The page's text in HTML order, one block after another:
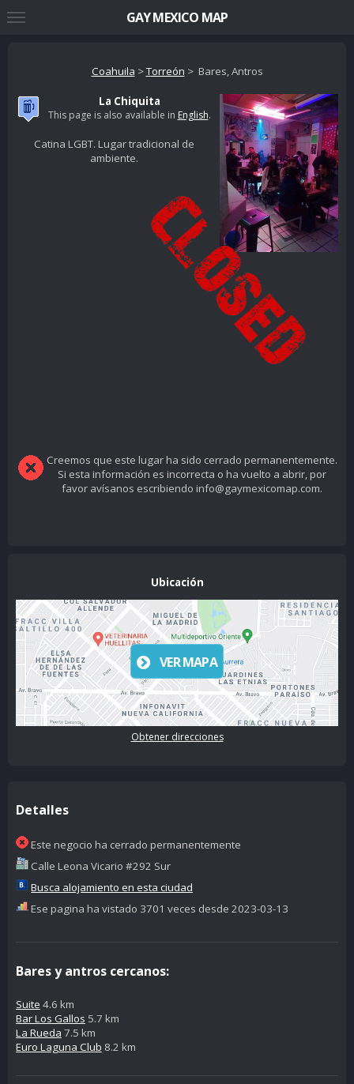
Coahuila >Torreón > Bares, Antros
La Chiquita
This page is also available in English.
Catina LGBT. Lugar tradicional de
ambiente.
Creemos que este lugar ha sido cerrado permanentemente.
Si esta información es incorrecta o ha vuelto a abrir, por
favor avísanos escribiendo info@gaymexicomap.com.
Ubicación
VER MAPA
Obtener direcciones
Detalles
Este negocio ha cerrado permanentemente
Calle Leona Vicario #292 Sur
Busca alojamiento en esta ciudad
Ese pagina ha vistado 3701 veces desde 2023-03-13
Bares y antros cercanos:
Suite 4.6 km
Bar Los Gallos 5.7 km
La Rueda 7.5 km
Euro Laguna Club 8.2 km
GAY MEXICO MAP